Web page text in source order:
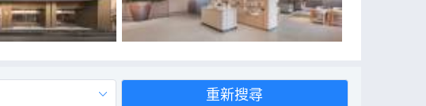
重新搜尋